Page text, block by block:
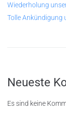
Wiederholung
Tolle Ankündigung
Neueste
Es sind keine